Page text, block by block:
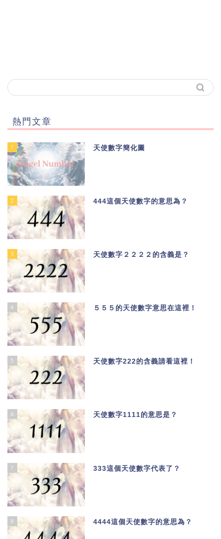
熱門文章
1 天使數字簡化圖
2 444這個天使數字的意思為？
3 天使數字２２２２的含義是？
4 ５５５的天使數字意思在這裡！
5 天使數字222的含義請看這裡！
6 天使數字1111的意思是？
7 333這個天使數字代表了？
8 4444這個天使數字的意思為？